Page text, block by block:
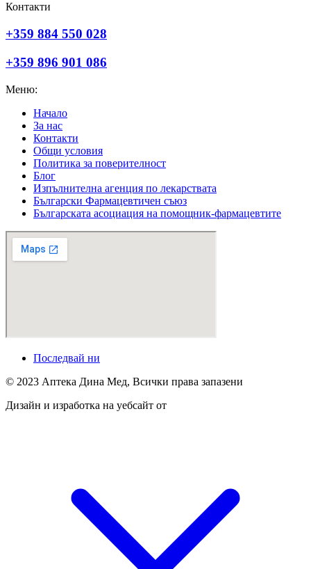
Контакти
+359 884 550 028
+359 896 901 086
Меню:
Начало
За нас
Контакти
Общи условия
Политика за поверителност
Блог
Изпълнителна агенция по лекарствата
Български Фармацевтичен съюз
Българската асоциация на помощник-фармацевтите
Последвай ни
© 2023 Аптека Дина Мед, Всички права запазени
Дизайн и изработка на уебсайт от